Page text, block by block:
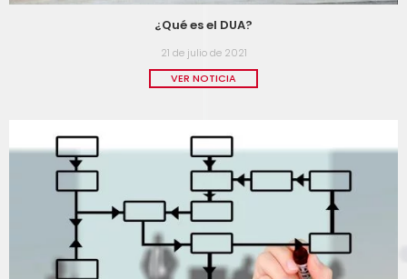
¿Qué es el DUA?
21 de julio de 2021
VER NOTICIA